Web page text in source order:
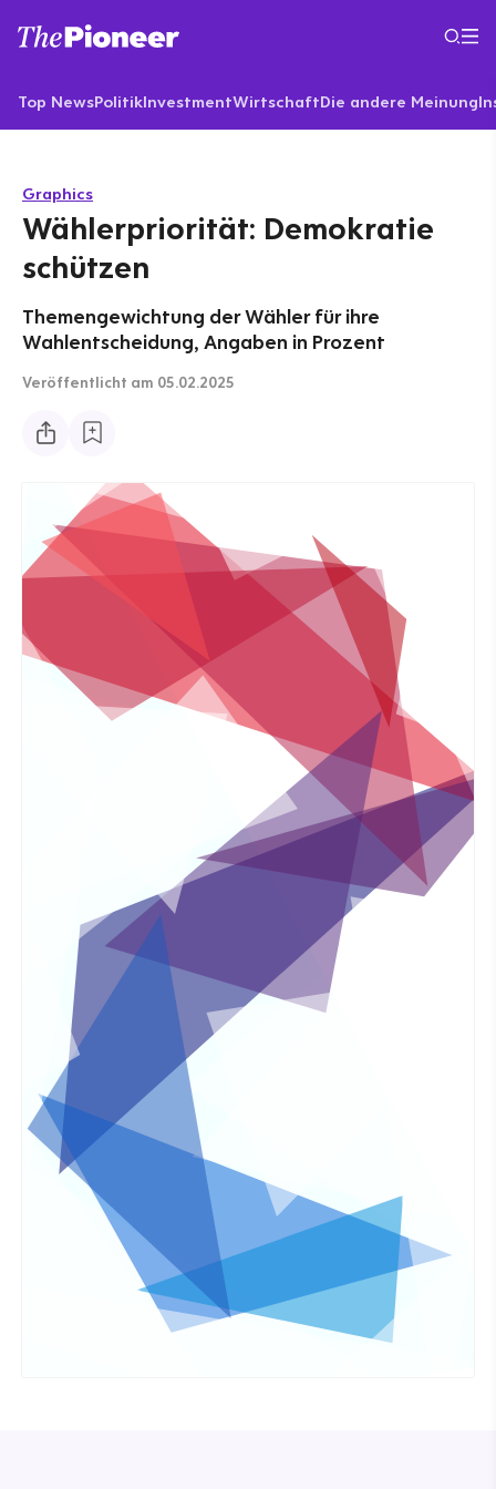
Top NewsPolitikInvestmentWirtschaftDie andere Meinung
Graphics
Wählerpriorität: Demokratie
schützen
Themengewichtung der Wähler für ihre
Wahlentscheidung, Angaben in Prozent
Veröffentlicht am 05.02.2025